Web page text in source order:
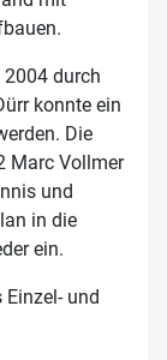
durch
konnte ein
Die
Marc Vollmer
und
in die
ein.
und